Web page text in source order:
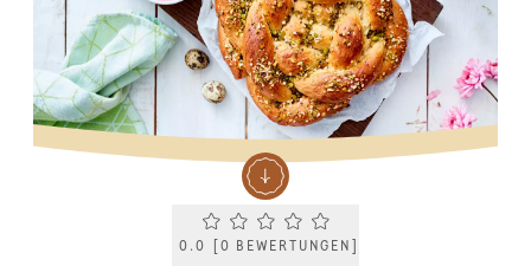
Current rating 0.0. Click to rate.
0.0 0 BEWERTUNGEN